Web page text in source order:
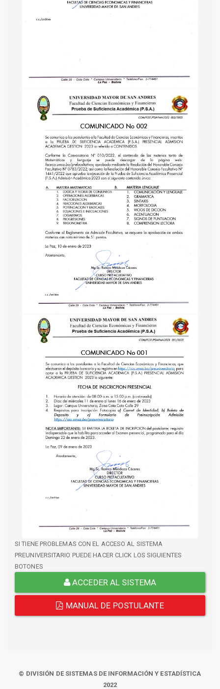
SI TIENE PROBLEMAS CON EL ACCESO AL SISTEMA
PREUNIVERSITARIO PUEDE HACER CLICK LOS SIGUIENTES
BOTONES
ACCEDER AL SISTEMA
MANUAL DE POSTULANTE
© DIVISIÓN DE SISTEMAS DE INFORMACIÓN Y ESTADÍSTICA
2022